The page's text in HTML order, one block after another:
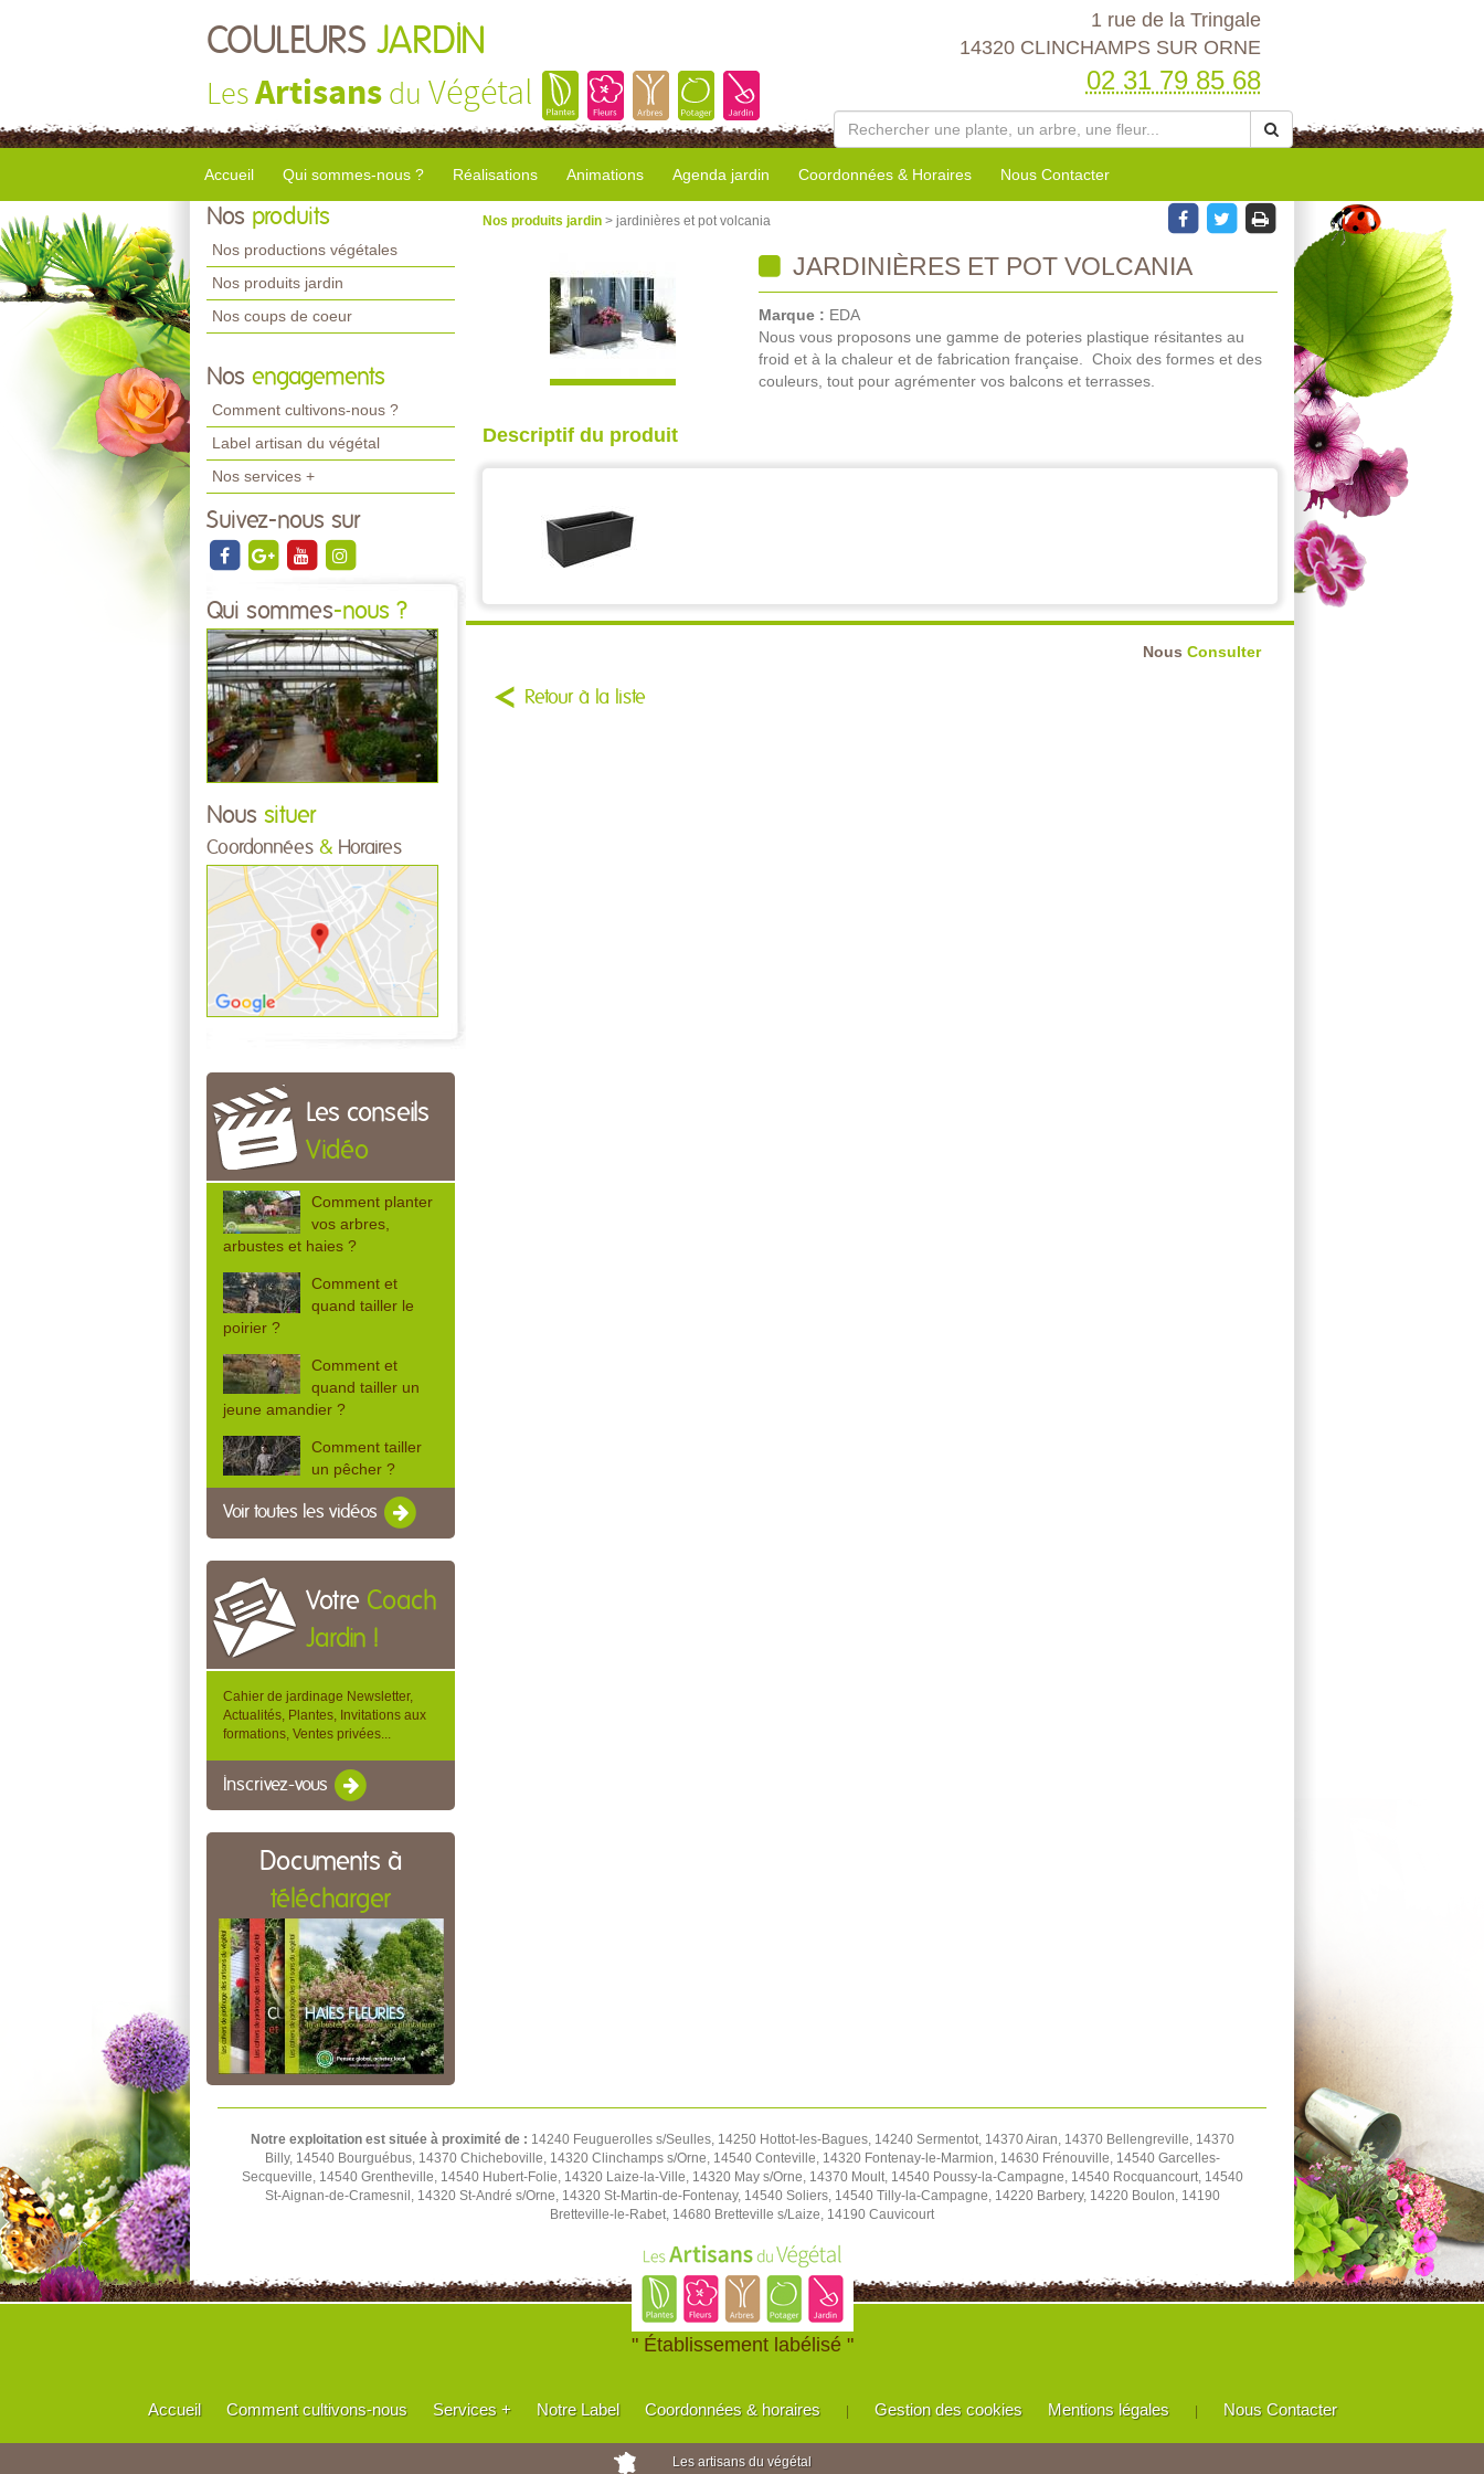
COULEURS JARDIN
LesArtisans du Végétal
1 rue de la Tringale
14320 CLINCHAMPS SUR ORNE
02 31 79 85 68
Accueil Qui sommes-nous ? Réalisations Animations Agenda jardin Coordonnées & Horaires Nous Contacter
Nos produits
Nos productions végétales
Nos produits jardin
Nos coups de coeur
Nos engagements
Comment cultivons-nous ?
Label artisan du végétal
Nos services +
Suivez-nous sur
Qui sommes-nous ?
Nous situer
Coordonnées & Horaires
Les conseils
Vidéo
Comment planter
vos arbres,
arbustes et haies ?
Comment et
quand tailler le
poirier ?
Comment et
quand tailler un
jeune amandier ?
Comment tailler
un pêcher ?
Voir toutes les vidéos
Votre Coach
Jardin !
Cahier de jardinage Newsletter,
Actualités, Plantes, Invitations aux
formations, Ventes privées...
Inscrivez-vous
Documents à
télécharger
Nos produits jardin > jardinières et pot volcania
JARDINIÈRES ET POT VOLCANIA
Marque : EDA
Nous vous proposons une gamme de poteries plastique résitantes au
froid et à la chaleur et de fabrication française. Choix des formes et des
couleurs, tout pour agrémenter vos balcons et terrasses.
Descriptif du produit
Nous Consulter
Retour à la liste
Notre exploitation est située à proximité de : 14240 Feuguerolles s/Seulles, 14250 Hottot-les-Bagues, 14240 Sermentot, 14370 Airan, 14370 Bellengreville, 14370
Billy, 14540 Bourguébus, 14370 Chicheboville, 14320 Clinchamps s/Orne, 14540 Conteville, 14320 Fontenay-le-Marmion, 14630 Frénouville, 14540 Garcelles-
Secqueville, 14540 Grentheville, 14540 Hubert-Folie, 14320 Laize-la-Ville, 14320 May s/Orne, 14370 Moult, 14540 Poussy-la-Campagne, 14540 Rocquancourt, 14540
St-Aignan-de-Cramesnil, 14320 St-André s/Orne, 14320 St-Martin-de-Fontenay, 14540 Soliers, 14540 Tilly-la-Campagne, 14220 Barbery, 14220 Boulon, 14190
Bretteville-le-Rabet, 14680 Bretteville s/Laize, 14190 Cauvicourt
" Établissement labélisé "
Accueil Comment cultivons-nous Services + Notre Label Coordonnées & horaires Gestion des cookies Mentions légales Nous Contacter
Les artisans du végétal